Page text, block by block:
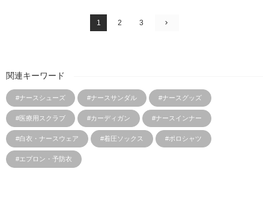
1 2 3
関連キーワード
#ナースシューズ #ナースサンダル #ナースグッズ
#医療用スクラブ #カーディガン #ナースインナー
#白衣・ナースウェア #着圧ソックス #ポロシャツ
#エプロン・予防衣